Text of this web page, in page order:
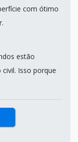
com ótimo
estão
Isso porque